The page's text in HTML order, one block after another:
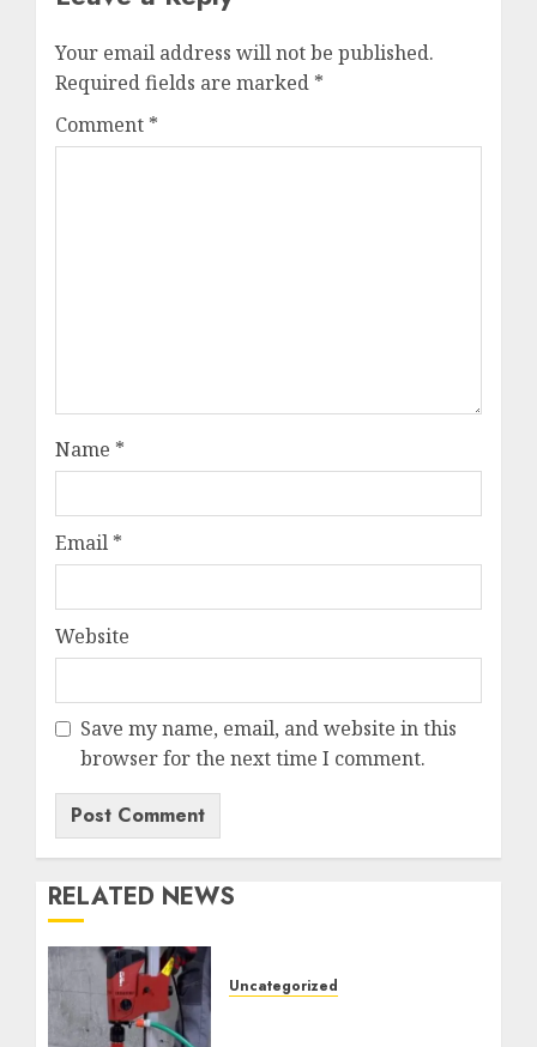
Your email address will not be published.
Required fields are marked *
Comment *
Name *
Email *
Website
Save my name, email, and website in this
browser for the next time I comment.
RELATED NEWS
Uncategorized